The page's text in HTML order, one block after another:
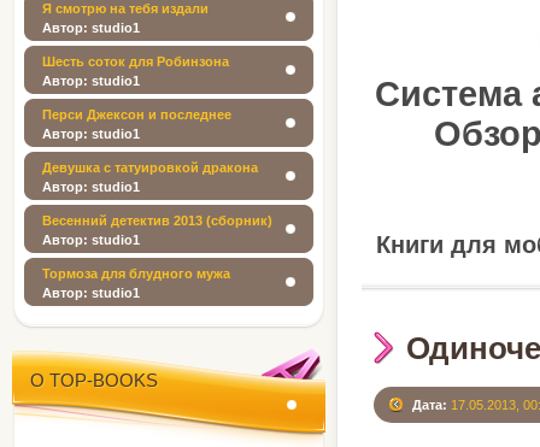
Система
Книги для
Дата: 17.05.2013,
Я смотрю на тебя издали
Автор: studio1
Шесть соток для Робинзона
Автор: studio1
Перси Джексон и последнее
пророчество
Автор: studio1
Девушка с татуировкой дракона
Автор: studio1
Весенний детектив 2013 (сборник)
Автор: studio1
Тормоза для блудного мужа
Автор: studio1
О TOP-BOOKS